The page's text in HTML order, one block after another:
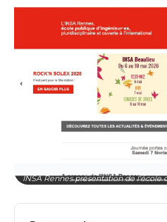
INSA Rennes présentation de l'école